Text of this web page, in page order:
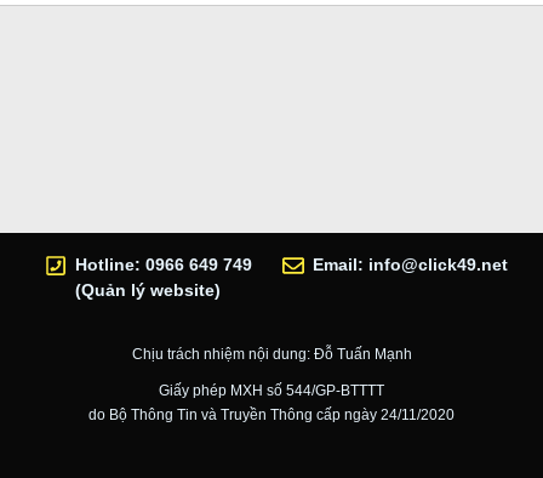
Hotline: 0966 649 749
(Quản lý website)
Email: info@click49.net
Chịu trách nhiệm nội dung: Đỗ Tuấn Mạnh
Giấy phép MXH số 544/GP-BTTTT
do Bộ Thông Tin và Truyền Thông cấp ngày 24/11/2020